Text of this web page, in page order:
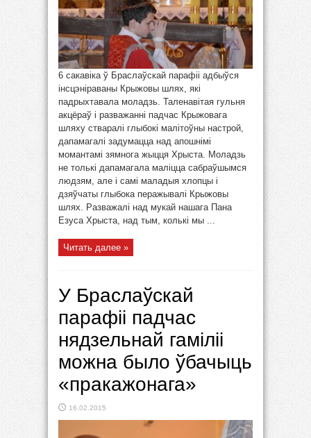
6 сакавіка ў Браслаўскай парафіі адбыўся
інсцэніраваны Крыжовы шлях, які
падрыхтавала моладзь. Таленавітая гульня
акцёраў і разважанні падчас Крыжовага
шляху стваралі глыбокі малітоўны настрой,
дапамагалі задумацца над апошнімі
момантамі зямнога жыцця Хрыста. Моладзь
не толькі дапамагала маліцца сабраўшымся
людзям, але і самі маладыя хлопцы і
дзяўчаты глыбока перажывалі Крыжовы
шлях. Разважалі над мукай нашага Пана
Езуса Хрыста, над тым, колькі мы ...
Читать далее »
У Браслаўскай
парафіі падчас
нядзельнай гаміліі
можна было ўбачыць
«пракажонага»
16.02.2015